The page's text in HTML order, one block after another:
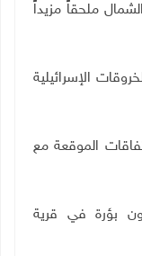
ملحقاً مزيداً
الخروقات الإسرائيلية
الموقعة مع
بؤرة في قرية